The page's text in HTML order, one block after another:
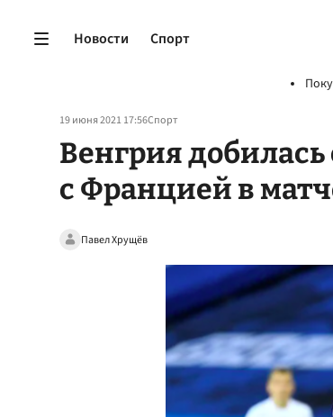
Новости Спорт
19 июня 2021 17:56Спорт
Венгрия
с Францией в
Павел Хрущёв